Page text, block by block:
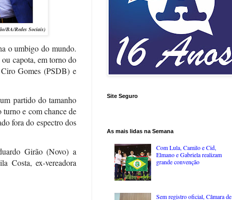
BA/Redes Sociais)
o umbigo do mundo.
capota, em torno do
Gomes (PSDB) e
partido do tamanho
e com chance de
fora do espectro dos
Girão (Novo) a
Costa, ex-vereadora
Site Seguro
As mais lidas na Semana
Com Lula, Camilo e Cid,
Elmano e Gabriela realizam
grande convenção
Sem registro oficial, Câmara de